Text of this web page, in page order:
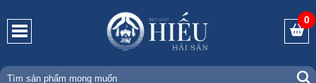
0